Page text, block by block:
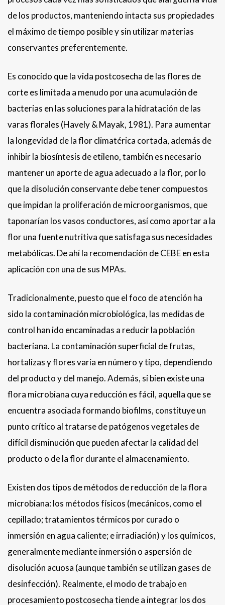
de los productos, manteniendo intacta sus propiedades
el máximo de tiempo posible y sin utilizar materias
conservantes preferentemente.
Es conocido que la vida postcosecha de las flores de
corte es limitada a menudo por una acumulación de
bacterias en las soluciones para la hidratación de las
varas florales (Havely & Mayak, 1981). Para aumentar
la longevidad de la flor climatérica cortada, además de
inhibir la biosíntesis de etileno, también es necesario
mantener un aporte de agua adecuado a la flor, por lo
que la disolución conservante debe tener compuestos
que impidan la proliferación de microorganismos, que
taponarían los vasos conductores, así como aportar a la
flor una fuente nutritiva que satisfaga sus necesidades
metabólicas. De ahí la recomendación de CEBE en esta
aplicación con una de sus MPAs.
Tradicionalmente, puesto que el foco de atención ha
sido la contaminación microbiológica, las medidas de
control han ido encaminadas a reducir la población
bacteriana. La contaminación superficial de frutas,
hortalizas y flores varía en número y tipo, dependiendo
del producto y del manejo. Además, si bien existe una
flora microbiana cuya reducción es fácil, aquella que se
encuentra asociada formando biofilms, constituye un
punto crítico al tratarse de patógenos vegetales de
difícil disminución que pueden afectar la calidad del
producto o de la flor durante el almacenamiento.
Existen dos tipos de métodos de reducción de la flora
microbiana: los métodos físicos (mecánicos, como el
cepillado; tratamientos térmicos por curado o
inmersión en agua caliente; e irradiación) y los químicos,
generalmente mediante inmersión o aspersión de
disolución acuosa (aunque también se utilizan gases de
desinfección). Realmente, el modo de trabajo en
procesamiento postcosecha tiende a integrar los dos